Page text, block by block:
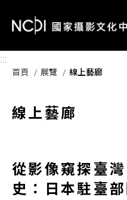
:::
首頁 展覽 線上藝廊
線上藝廊
從影像窺探臺
史：日本駐臺